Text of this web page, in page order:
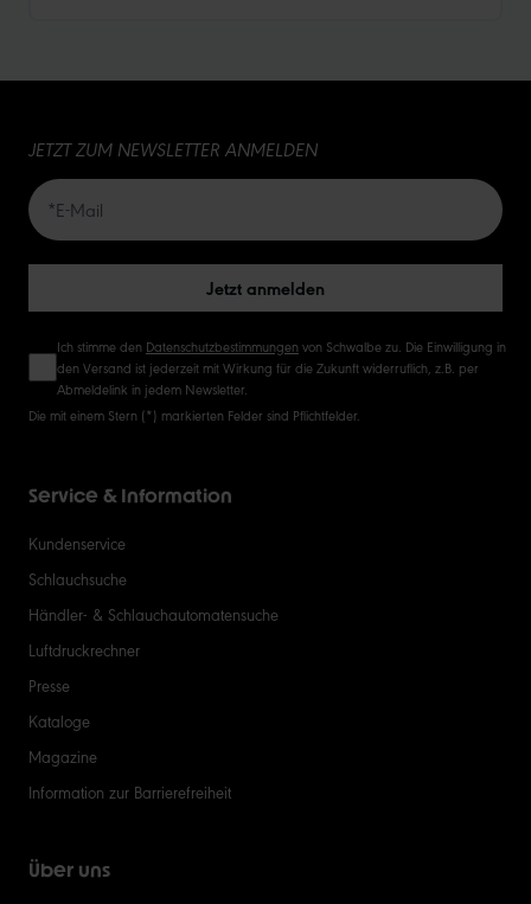
20
JETZT ZUM NEWSLETTER ANMELDEN
Jetzt anmelden
Ich stimme den Datenschutzbestimmungen von Schwalbe zu. Die Einwilligung in
den Versand ist jederzeit mit Wirkung für die Zukunft widerruflich, z.B. per
Abmeldelink in jedem Newsletter.
Die mit einem Stern (*) markierten Felder sind Pflichtfelder.
Service & Information
Kundenservice
Schlauchsuche
Händler- & Schlauchautomatensuche
Luftdruckrechner
Presse
Kataloge
Magazine
Information zur Barrierefreiheit
Über uns